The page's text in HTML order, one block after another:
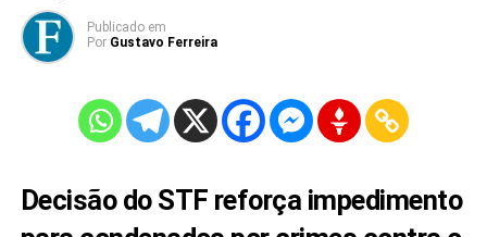
Publicado em
Por Gustavo Ferreira
Decisão do STF reforça impedimento